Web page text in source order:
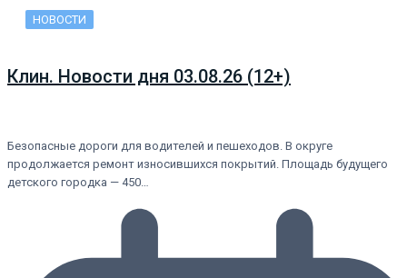
НОВОСТИ
Клин. Новости дня 03.08.26 (12+)
Безопасные дороги для водителей и пешеходов. В округе
продолжается ремонт износившихся покрытий. Площадь будущего
детского городка — 450…